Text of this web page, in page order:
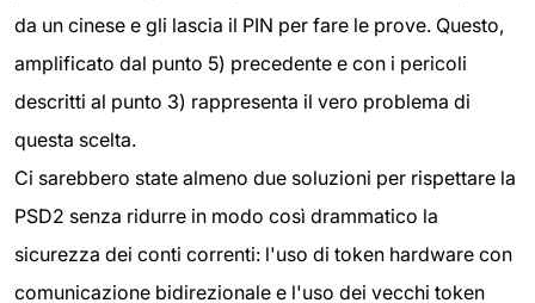
da un cinese e gli lascia il PIN per fare le prove. Questo,
amplificato dal punto 5) precedente e con i pericoli
descritti al punto 3) rappresenta il vero problema di
questa scelta.
Ci sarebbero state almeno due soluzioni per rispettare la
PSD2 senza ridurre in modo così drammatico la
sicurezza dei conti correnti: l'uso di token hardware con
comunicazione bidirezionale e l'uso dei vecchi token